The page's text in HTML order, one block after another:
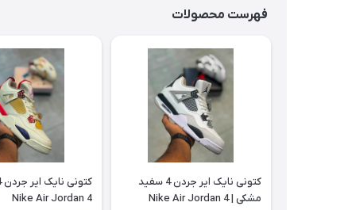
فهرست محصولات
کتونی نایک ایر جردن 4 سفید
مشکی | Nike Air Jordan 4
Nike Air Jordan 4